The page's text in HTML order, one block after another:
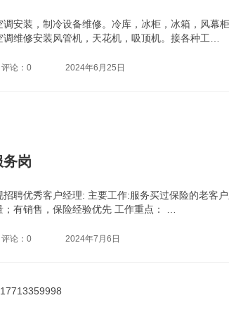
安装，制冷设备维修。冷库，冰柜，冰箱，风幕
调维修安装风管机，天花机，吸顶机。接各种工…
评论：0 2024年6月25日
务岗
招聘优秀客户经理: 主要工作:服务买过保险的老客
有销售，保险经验优先 工作重点： …
评论：0 2024年7月6日